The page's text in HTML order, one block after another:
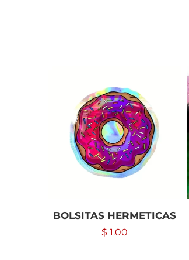
BOLSITAS HERMETICAS
$ 1.00